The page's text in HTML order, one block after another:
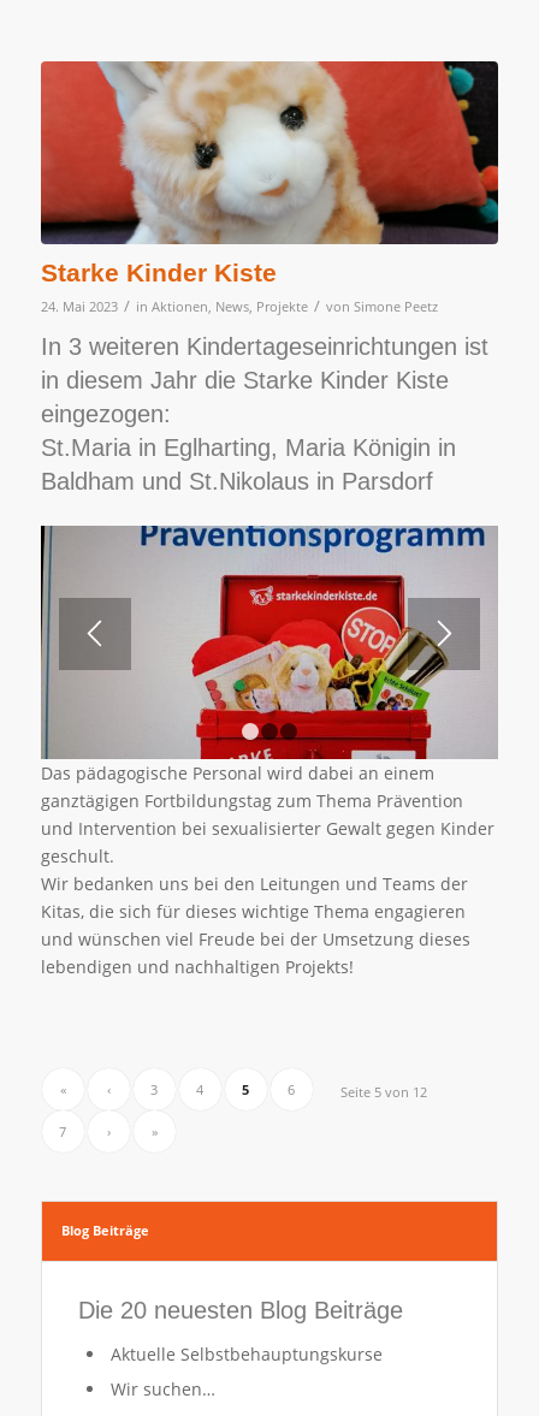
Starke Kinder Kiste
24. Mai 2023 / in Aktionen, News, Projekte / von Simone Peetz
In 3 weiteren Kindertageseinrichtungen ist
in diesem Jahr die Starke Kinder Kiste
eingezogen:
St.Maria in Eglharting, Maria Königin in
Baldham und St.Nikolaus in Parsdorf
1 2 3
Das pädagogische Personal wird dabei an einem
ganztägigen Fortbildungstag zum Thema Prävention
und Intervention bei sexualisierter Gewalt gegen Kinder
geschult.
Wir bedanken uns bei den Leitungen und Teams der
Kitas, die sich für dieses wichtige Thema engagieren
und wünschen viel Freude bei der Umsetzung dieses
lebendigen und nachhaltigen Projekts!
Seite 5 von 12
« ‹ 3 4 5 6
7 › »
Blog Beiträge
Die 20 neuesten Blog Beiträge
Aktuelle Selbstbehauptungskurse
Wir suchen…